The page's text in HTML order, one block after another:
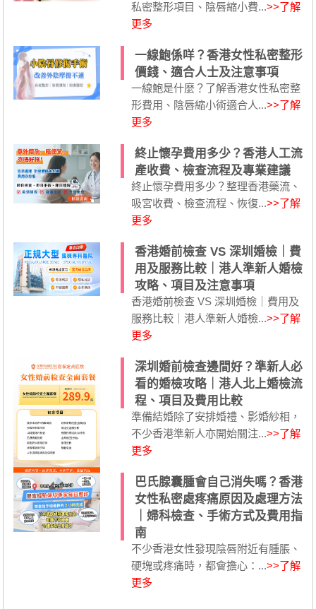
私密整形項目、陰唇縮小費...>>了解
更多
一線鮑係咩？香港女性私密整形
價錢、適合人士及注意事項
一線鮑是什麼？了解香港女性私密整
形費用、陰唇縮小術適合人...>>了解
更多
終止懷孕費用多少？香港人工流
產收費、檢查流程及專業建議
終止懷孕費用多少？整理香港藥流、
吸宮收費、檢查流程、恢復...>>了解
更多
香港婚前檢查 VS 深圳婚檢｜費
用及服務比較｜港人準新人婚檢
攻略、項目及注意事項
香港婚前檢查 VS 深圳婚檢｜費用及
服務比較｜港人準新人婚檢...>>了解
更多
深圳婚前檢查邊間好？準新人必
看的婚檢攻略｜港人北上婚檢流
程、項目及費用比較
準備結婚除了安排婚禮、影婚紗相，
不少香港準新人亦開始關注...>>了解
更多
巴氏腺囊腫會自己消失嗎？香港
女性私密處疼痛原因及處理方法
｜婦科檢查、手術方式及費用指
南
不少香港女性發現陰唇附近有腫脹、
硬塊或疼痛時，都會擔心：...>>了解
更多